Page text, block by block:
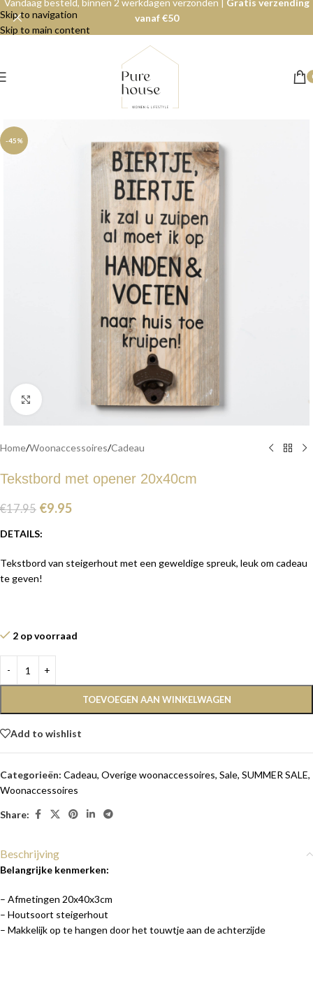
Skip to navigation
Skip to main content
Vandaag besteld, binnen 2 werkdagen verzonden | Gratis verzending
vanaf €50
-45%
Click to enlarge
Home/Woonaccessoires/Cadeau
Tekstbord met opener 20x40cm
€17.95 €9.95
DETAILS:
Tekstbord van steigerhout met een geweldige spreuk, leuk om cadeau
te geven!
2 op voorraad
TOEVOEGEN AAN WINKELWAGEN
Add to wishlist
Categorieën: Cadeau, Overige woonaccessoires, Sale, SUMMER SALE,
Woonaccessoires
Share:
Beschrijving
Belangrijke kenmerken:
– Afmetingen 20x40x3cm
– Houtsoort steigerhout
– Makkelijk op te hangen door het touwtje aan de achterzijde